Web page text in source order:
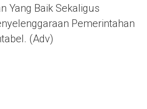
Yang Baik Sekaligus
Pemerintahan
(Adv)